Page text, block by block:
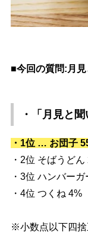
■今回の質問:月
・「月見と
・1位 … お団子
・2位 そばうどん
・3位 ハンバー
・4位 つくね 4%
※小数点以下四捨